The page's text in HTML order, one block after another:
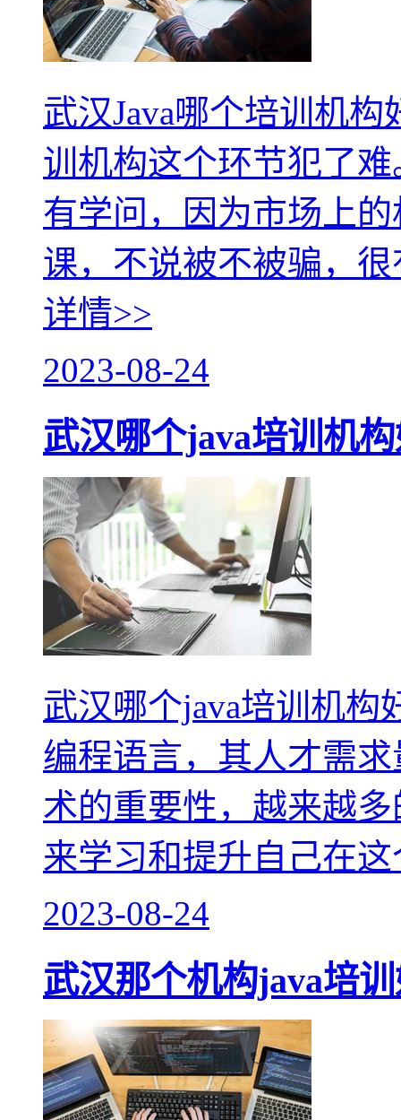
武汉Java哪个培训机
训机构这个环节犯了
有学问，因为市场上
课，不说被不被骗，
详情>>
2023-08-24
武汉哪个java培训机
武汉哪个java培训机构
编程语言，其人才需
术的重要性，越来越
来学习和提升自己在
2023-08-24
武汉那个机构java培